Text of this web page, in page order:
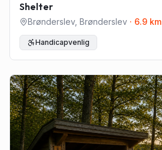
Shelter
Brønderslev, Brønderslev · 6.9 km
Handicapvenlig